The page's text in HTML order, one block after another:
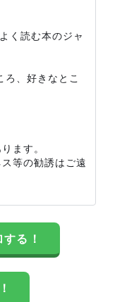
く読む本のジャ
ろ、好きなとこ
ます。
等の勧誘はご遠
る！